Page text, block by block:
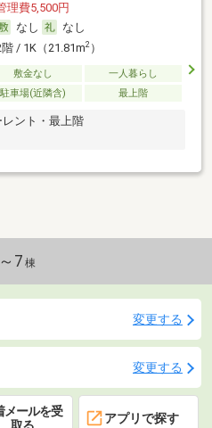
理費5,500円
なし
なし
/ 1K（21.81m2）
敷金なし
一人暮らし
駐車場(近隣含) 最上階
ント・最上階
7 棟
変更する
変更する
メールを受
アプリで探す